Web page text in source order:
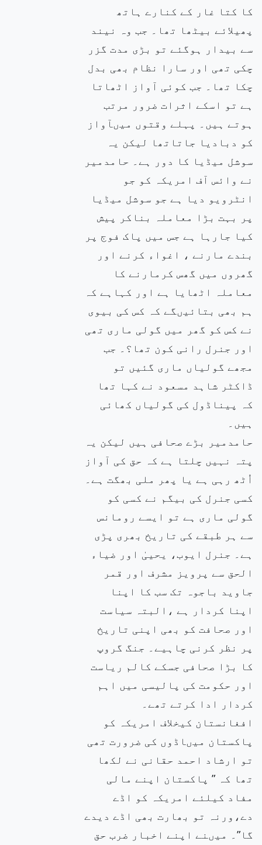
کا کتا غار کے کنارے ہاتھ
پھیلائے بیٹھا تھا۔ جب وہ نیند
سے بیدار ہوگئے تو بڑی مدت گزر
چکی تھی اور سارا نظام بھی بدل
چکا تھا۔ جب کوئی آواز اٹھاتا
ہے تو اسکے اثرات ضرور مرتب
ہوتے ہیں۔ پہلے وقتوں میںآواز
کو دبادیا جاتاتھا لیکن یہ
سوشل میڈیا کا دور ہے۔ حامدمیر
نے وائس آف امریکہ کو جو
انٹرویو دیا ہے جو سوشل میڈیا
پر بہت بڑا معاملہ بناکر پیش
کیا جارہا ہے جس میں پاک فوج پر
بندے مارنے ، اغواء کرنے اور
گھروں میں گھس کرمارنے کا
معاملہ اٹھایا ہے اور کہاہے کہ
ہم بھی بتائیںگے کہ کس کی بیوی
نے کس کو گھر میں گولی ماری تھی
اور جنرل رانی کون تھا؟۔ جب
مجھے گولیاں ماری گئیں تو
ڈاکٹر شاہد مسعود نے کہا تھا
کہ پیناڈول کی گولیاں کھائی
ہیں۔
حامدمیر بڑے صحافی ہیں لیکن یہ
پتہ نہیں چلتا ہے کہ حق کی آواز
اُٹھ رہی ہے یا پھر ملی بھگت ہے۔
کسی جنرل کی بیگم نے کسی کو
گولی ماری ہے تو ایسے رومانس
سے ہر طبقے کی تاریخ بھری پڑی
ہے۔ جنرل ایوب، یحییٰ اور ضیاء
الحق سے پرویز مشرف اور قمر
جاوید باجوہ تک سب کا اپنا
اپنا کردار ہے ،البتہ سیاست
اور صحافت کو بھی اپنی تاریخ
پر نظر کرنی چاہیے۔ جنگ گروپ
کا بڑا صحافی جسکے کالم ریاست
اور حکومت کی پالیسی میں اہم
کردار ادا کرتے تھے۔
افغانستان کیخلاف امریکہ کو
پاکستان میںاڈوں کی ضرورت تھی
تو ارشاد احمد حقانی نے لکھا
تھا کہ ” پاکستان اپنے مالی
مفاد کیلئے امریکہ کو اڈے
دے،ورنہ تو بھارت بھی اڈے دیدے
گا”۔ میںنے اپنے اخبار ضرب حق